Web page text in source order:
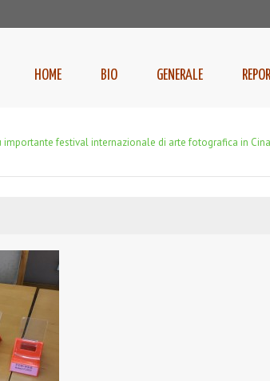
HOME BIO GENERALE
importante festival internazionale di arte fotografica in